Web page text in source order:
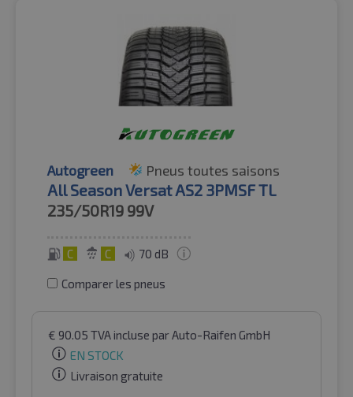
Autogreen Pneus toutes saisons
All Season Versat AS2 3PMSF TL
235/50R19 99V
C C 70 dB
Comparer les pneus
€ 90.05 TVA incluse par Auto-Raifen GmbH
EN STOCK
Livraison gratuite